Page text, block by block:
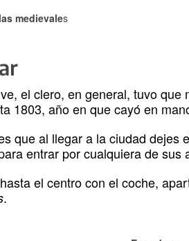
medievales
el clero, en general, tuvo
1803, año en que cayó en
que al llegar a la ciudad dejes
entrar por cualquiera de sus
el centro con el coche,
.